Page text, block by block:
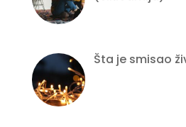
Šta je smisao